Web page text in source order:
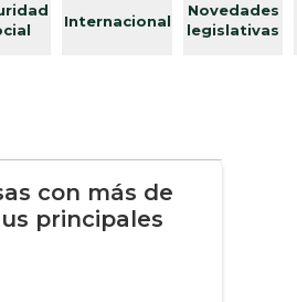
Internacional
Novedades
legislativas
con más de
principales